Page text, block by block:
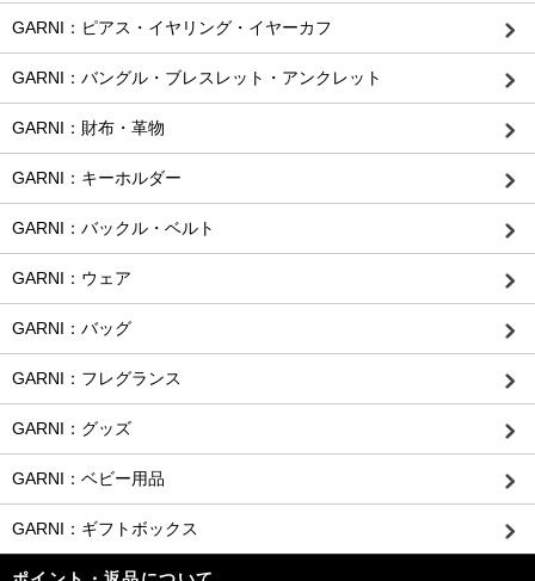
GARNI：ピアス・イヤリング・イヤーカフ
GARNI：バングル・ブレスレット・アンクレット
GARNI：財布・革物
GARNI：キーホルダー
GARNI：バックル・ベルト
GARNI：ウェア
GARNI：バッグ
GARNI：フレグランス
GARNI：グッズ
GARNI：ベビー用品
GARNI：ギフトボックス